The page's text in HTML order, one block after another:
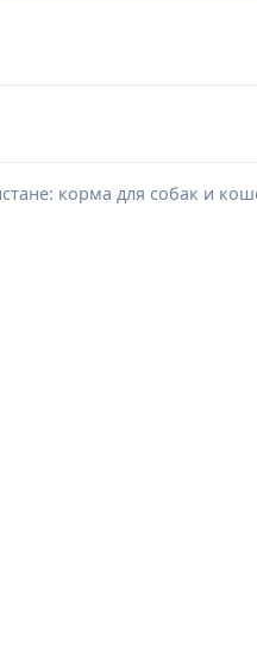
корма для собак и